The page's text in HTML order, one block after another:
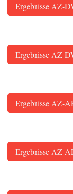
Ergebnisse AZ-
Ergebnisse AZ-
Ergebnisse AZ-
Ergebnisse AZ-